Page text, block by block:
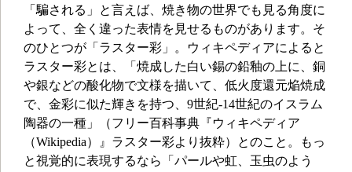
「騙される」と言えば、焼き物の世界でも見る角度に
よって、全く違った表情を見せるものがあります。そ
のひとつが「ラスター彩」。ウィキペディアによると
ラスター彩とは、「焼成した白い錫の鉛釉の上に、銅
や銀などの酸化物で文様を描いて、低火度還元焔焼成
で、金彩に似た輝きを持つ、9世紀-14世紀のイスラム
陶器の一種」（フリー百科事典『ウィキペディア
（Wikipedia）』ラスター彩より抜粋）とのこと。もっ
と視覚的に表現するなら「パールや虹、玉虫のよう